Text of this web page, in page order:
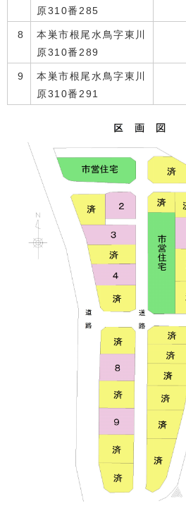
原310番285
8
本巣市根尾水鳥字東川
原310番289
9
本巣市根尾水鳥字東川
原310番291